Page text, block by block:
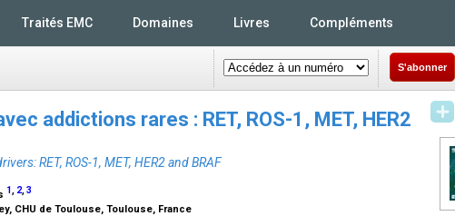
Traités EMC Domaines Livres Compléments
S'abonner
addictions rares : RET, ROS-1, MET, HER2
RET, ROS-1, MET, HER2 and BRAF
1, 2,3
CHU de Toulouse, Toulouse, France